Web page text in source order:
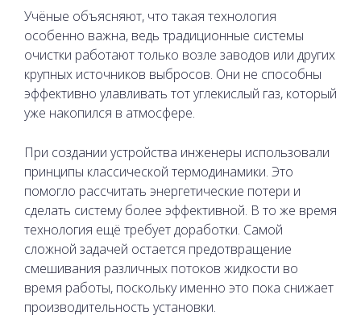
Учёные объясняют, что такая технология
особенно важна, ведь традиционные системы
очистки работают только возле заводов или других
крупных источников выбросов. Они не способны
эффективно улавливать тот углекислый газ, который
уже накопился в атмосфере.
При создании устройства инженеры использовали
принципы классической термодинамики. Это
помогло рассчитать энергетические потери и
сделать систему более эффективной. В то же время
технология ещё требует доработки. Самой
сложной задачей остается предотвращение
смешивания различных потоков жидкости во
время работы, поскольку именно это пока снижает
производительность установки.